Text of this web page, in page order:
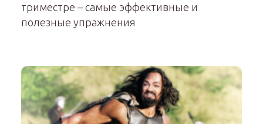
триместре – самые эффективные и
полезные упражнения